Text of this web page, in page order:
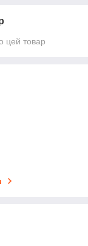
цей товар